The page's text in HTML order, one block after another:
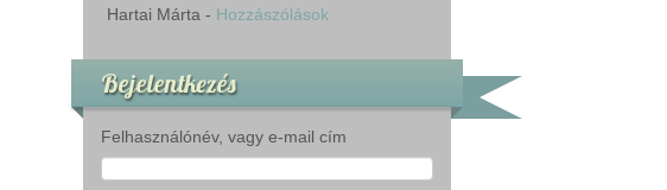
Hartai Márta - Hozzászólások
Bejelentkezés
Felhasználónév, vagy e-mail cím